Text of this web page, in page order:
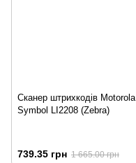
Сканер штрихкодів Motorola
Symbol LI2208 (Zebra)
739.35 грн 1 665.00 грн